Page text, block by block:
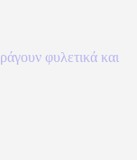
φυλετικά και